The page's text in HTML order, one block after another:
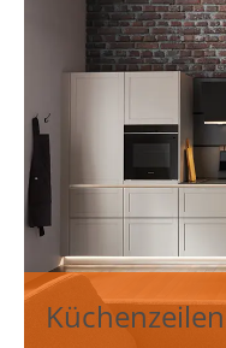
Küchenzeilen